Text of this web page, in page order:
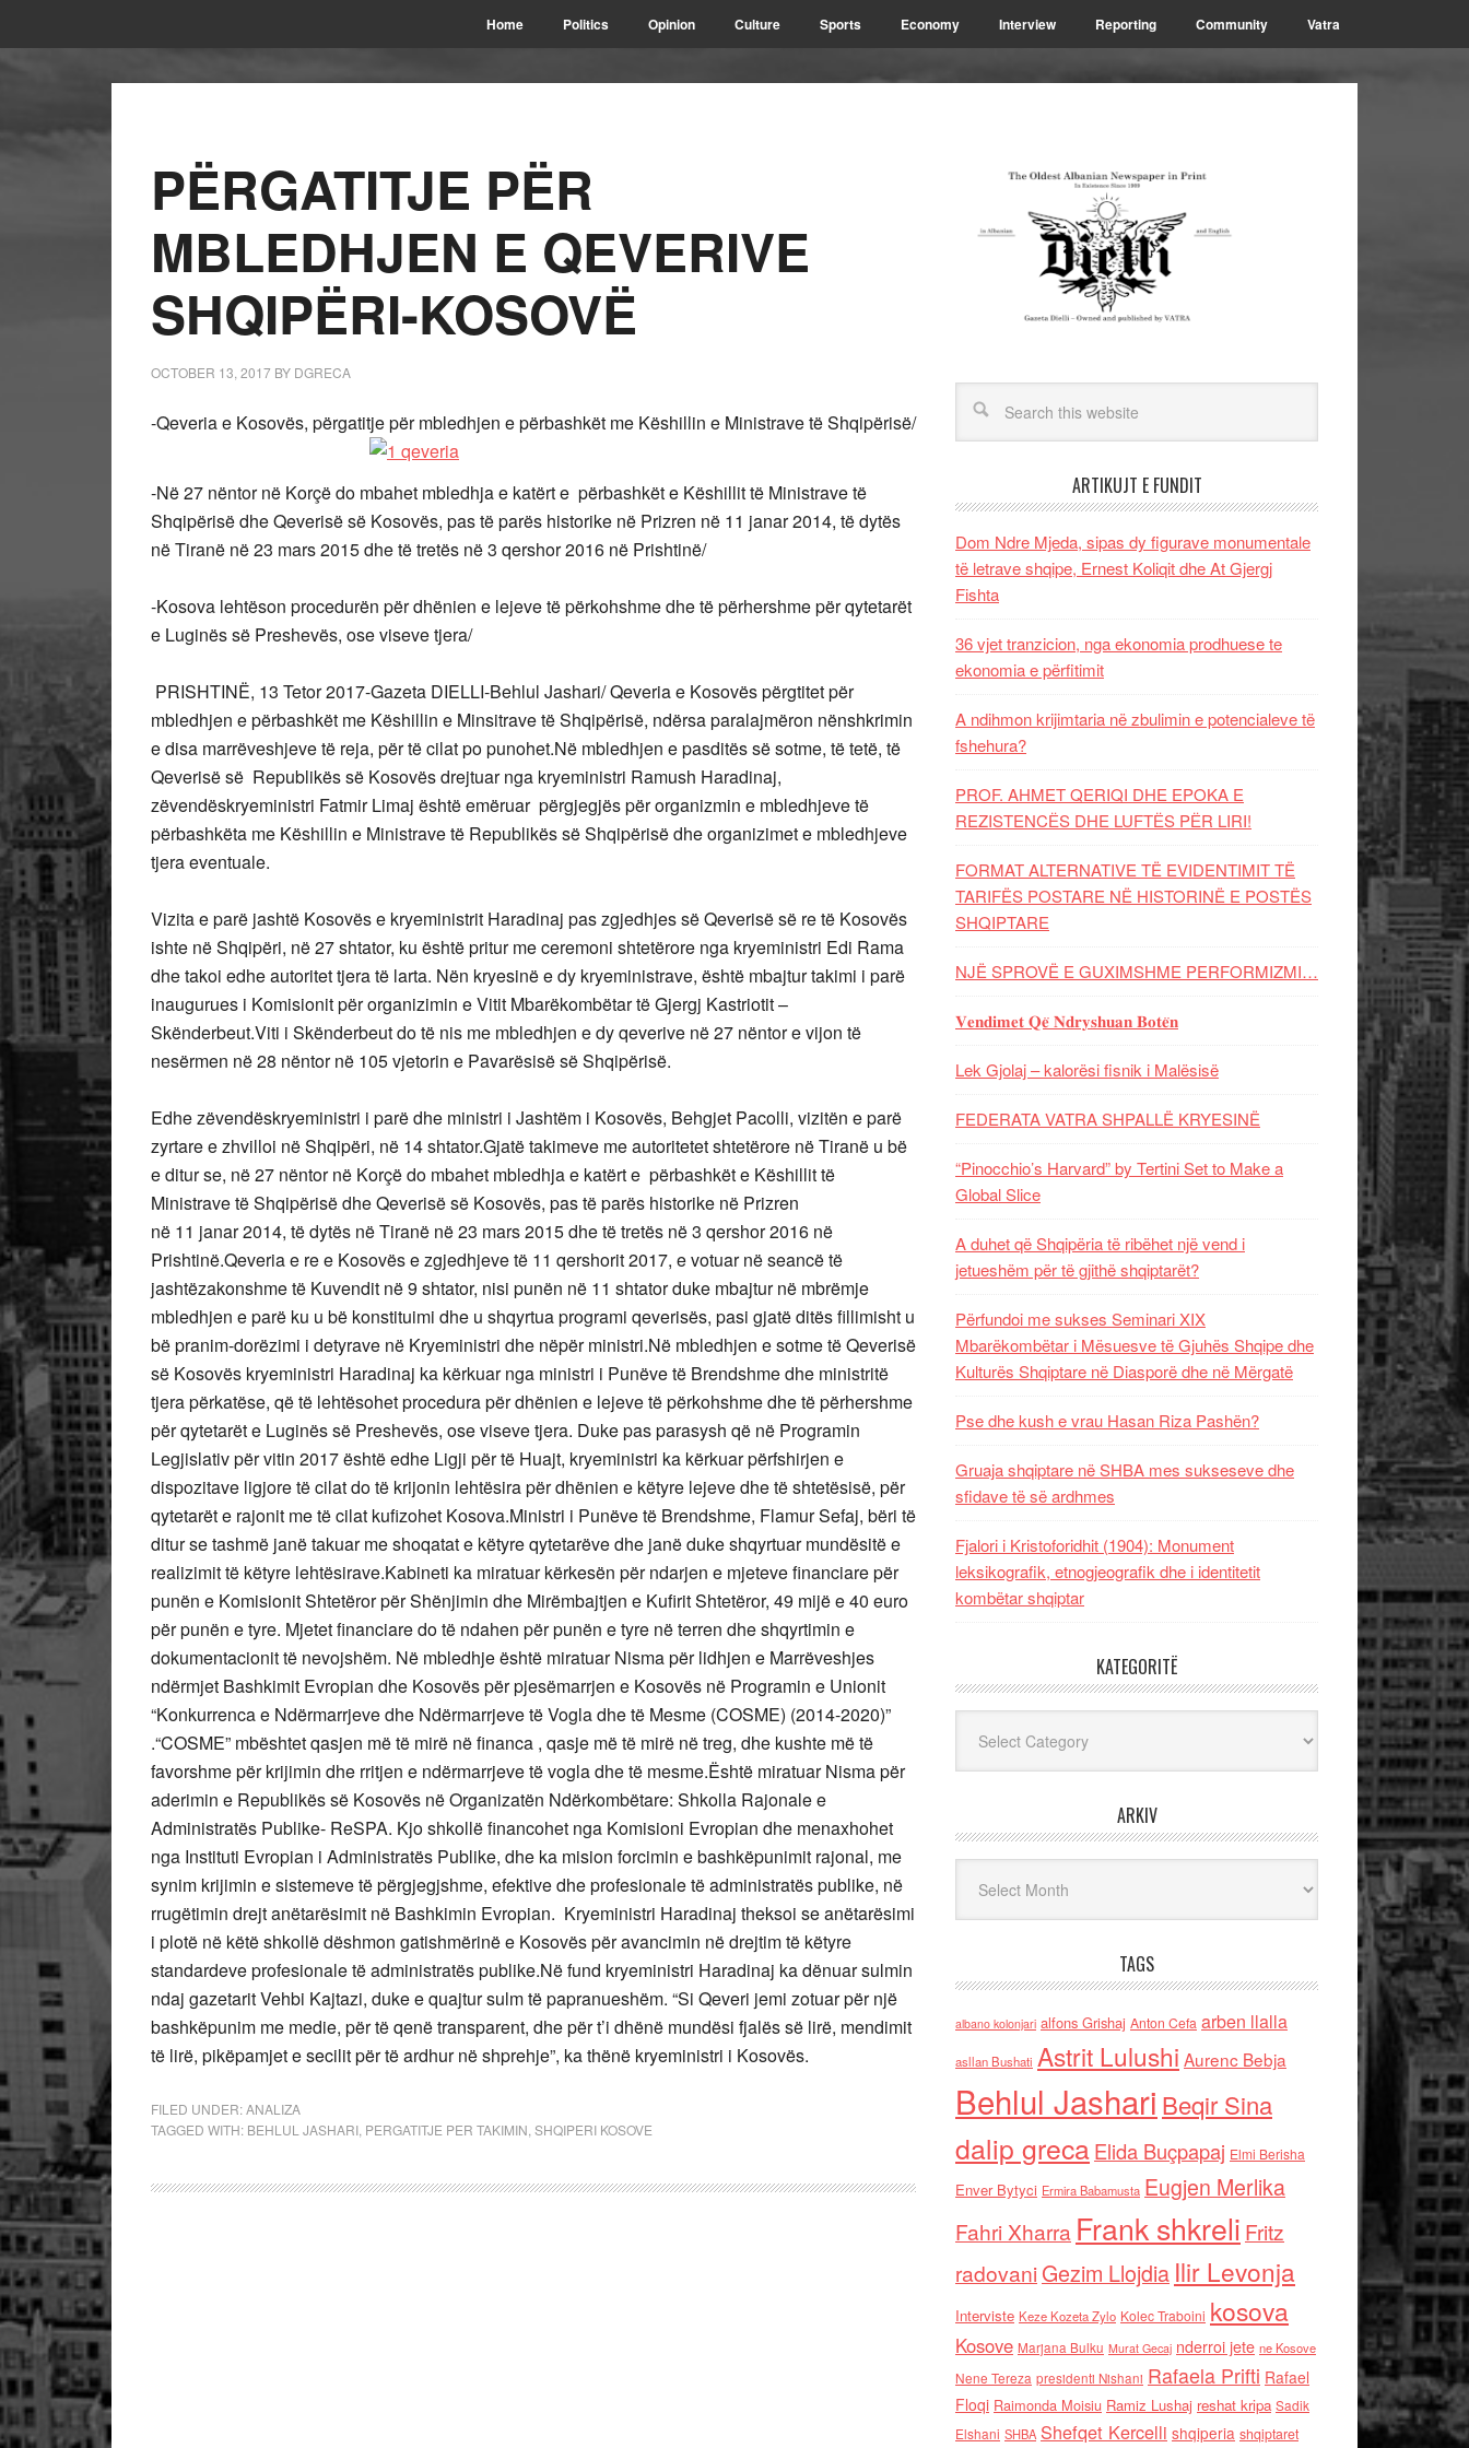
Home Politics Opinion Culture Sports Economy Interview Reporting Community Vatra
PËRGATITJE PËR
MBLEDHJEN E QEVERIVE
SHQIPËRI-KOSOVË
OCTOBER 13, 2017 BY DGRECA
-Qeveria e Kosovës, përgatitje për mbledhjen e përbashkët me Këshillin e Ministrave të Shqipërisë/
-Në 27 nëntor në Korçë do mbahet mbledhja e katërt e përbashkët e Këshillit të Ministrave të
Shqipërisë dhe Qeverisë së Kosovës, pas të parës historike në Prizren në 11 janar 2014, të dytës
në Tiranë në 23 mars 2015 dhe të tretës në 3 qershor 2016 në Prishtinë/
-Kosova lehtëson procedurën për dhënien e lejeve të përkohshme dhe të përhershme për qytetarët
e Luginës së Preshevës, ose viseve tjera/
PRISHTINË, 13 Tetor 2017-Gazeta DIELLI-Behlul Jashari/ Qeveria e Kosovës përgtitet për
mbledhjen e përbashkët me Këshillin e Minsitrave të Shqipërisë, ndërsa paralajmëron nënshkrimin
e disa marrëveshjeve të reja, për të cilat po punohet.Në mbledhjen e pasditës së sotme, të tetë, të
Qeverisë së Republikës së Kosovës drejtuar nga kryeministri Ramush Haradinaj,
zëvendëskryeministri Fatmir Limaj është emëruar përgjegjës për organizmin e mbledhjeve të
përbashkëta me Këshillin e Ministrave të Republikës së Shqipërisë dhe organizimet e mbledhjeve
tjera eventuale.
Vizita e parë jashtë Kosovës e kryeministrit Haradinaj pas zgjedhjes së Qeverisë së re të Kosovës
ishte në Shqipëri, në 27 shtator, ku është pritur me ceremoni shtetërore nga kryeministri Edi Rama
dhe takoi edhe autoritet tjera të larta. Nën kryesinë e dy kryeministrave, është mbajtur takimi i parë
inaugurues i Komisionit për organizimin e Vitit Mbarëkombëtar të Gjergj Kastriotit –
Skënderbeut.Viti i Skënderbeut do të nis me mbledhjen e dy qeverive në 27 nëntor e vijon të
nesërmen në 28 nëntor në 105 vjetorin e Pavarësisë së Shqipërisë.
Edhe zëvendëskryeministri i parë dhe ministri i Jashtëm i Kosovës, Behgjet Pacolli, vizitën e parë
zyrtare e zhvilloi në Shqipëri, në 14 shtator.Gjatë takimeve me autoritetet shtetërore në Tiranë u bë
e ditur se, në 27 nëntor në Korçë do mbahet mbledhja e katërt e përbashkët e Këshillit të
Ministrave të Shqipërisë dhe Qeverisë së Kosovës, pas të parës historike në Prizren
në 11 janar 2014, të dytës në Tiranë në 23 mars 2015 dhe të tretës në 3 qershor 2016 në
Prishtinë.Qeveria e re e Kosovës e zgjedhjeve të 11 qershorit 2017, e votuar në seancë të
jashtëzakonshme të Kuvendit në 9 shtator, nisi punën në 11 shtator duke mbajtur në mbrëmje
mbledhjen e parë ku u bë konstituimi dhe u shqyrtua programi qeverisës, pasi gjatë ditës fillimisht u
bë pranim-dorëzimi i detyrave në Kryeministri dhe nëpër ministri.Në mbledhjen e sotme të Qeverisë
së Kosovës kryeministri Haradinaj ka kërkuar nga ministri i Punëve të Brendshme dhe ministritë
tjera përkatëse, që të lehtësohet procedura për dhënien e lejeve të përkohshme dhe të përhershme
për qytetarët e Luginës së Preshevës, ose viseve tjera. Duke pas parasysh që në Programin
Legjislativ për vitin 2017 është edhe Ligji për të Huajt, kryeministri ka kërkuar përfshirjen e
dispozitave ligjore të cilat do të krijonin lehtësira për dhënien e këtyre lejeve dhe të shtetësisë, për
qytetarët e rajonit me të cilat kufizohet Kosova.Ministri i Punëve të Brendshme, Flamur Sefaj, bëri të
ditur se tashmë janë takuar me shoqatat e këtyre qytetarëve dhe janë duke shqyrtuar mundësitë e
realizimit të këtyre lehtësirave.Kabineti ka miratuar kërkesën për ndarjen e mjeteve financiare për
punën e Komisionit Shtetëror për Shënjimin dhe Mirëmbajtjen e Kufirit Shtetëror, 49 mijë e 40 euro
për punën e tyre. Mjetet financiare do të ndahen për punën e tyre në terren dhe shqyrtimin e
dokumentacionit të nevojshëm. Në mbledhje është miratuar Nisma për lidhjen e Marrëveshjes
ndërmjet Bashkimit Evropian dhe Kosovës për pjesëmarrjen e Kosovës në Programin e Unionit
“Konkurrenca e Ndërmarrjeve dhe Ndërmarrjeve të Vogla dhe të Mesme (COSME) (2014-2020)”
.“COSME” mbështet qasjen më të mirë në financa , qasje më të mirë në treg, dhe kushte më të
favorshme për krijimin dhe rritjen e ndërmarrjeve të vogla dhe të mesme.Është miratuar Nisma për
aderimin e Republikës së Kosovës në Organizatën Ndërkombëtare: Shkolla Rajonale e
Administratës Publike- ReSPA. Kjo shkollë financohet nga Komisioni Evropian dhe menaxhohet
nga Instituti Evropian i Administratës Publike, dhe ka mision forcimin e bashkëpunimit rajonal, me
synim krijimin e sistemeve të përgjegjshme, efektive dhe profesionale të administratës publike, në
rrugëtimin drejt anëtarësimit në Bashkimin Evropian. Kryeministri Haradinaj theksoi se anëtarësimi
i plotë në këtë shkollë dëshmon gatishmërinë e Kosovës për avancimin në drejtim të këtyre
standardeve profesionale të administratës publike.Në fund kryeministri Haradinaj ka dënuar sulmin
ndaj gazetarit Vehbi Kajtazi, duke e quajtur sulm të papranueshëm. “Si Qeveri jemi zotuar për një
bashkëpunim me medie, për të qenë transparent, dhe për t’i dhënë mundësi fjalës së lirë, mendimit
të lirë, pikëpamjet e secilit për të ardhur në shprehje”, ka thënë kryeministri i Kosovës.
FILED UNDER:ANALIZA
TAGGED WITH: BEHLUL JASHARI PERGATITJE PER TAKIMIN SHQIPERI KOSOVE
ARTIKUJT E FUNDIT
Dom Ndre Mjeda, sipas dy figurave monumentale
të letrave shqipe, Ernest Koliqit dhe At Gjergj
Fishta
36 vjet tranzicion, nga ekonomia prodhuese te
ekonomia e përfitimit
A ndihmon krijimtaria në zbulimin e potencialeve të
fshehura?
PROF. AHMET QERIQI DHE EPOKA E
REZISTENCЁS DHE LUFTЁS PЁR LIRI!
FORMAT ALTERNATIVE TË EVIDENTIMIT TË
TARIFËS POSTARE NË HISTORINË E POSTËS
SHQIPTARE
NJË SPROVË E GUXIMSHME PERFORMIZMI…
𝐕𝐞𝐧𝐝𝐢𝐦𝐞𝐭 𝐐𝐞̈ 𝐍𝐝𝐫𝐲𝐬𝐡𝐮𝐚𝐧 𝐁𝐨𝐭𝐞̈𝐧
Lek Gjolaj – kalorësi fisnik i Malësisë
FEDERATA VATRA SHPALLË KRYESINË
“Pinocchio’s Harvard” by Tertini Set to Make a
Global Slice
A duhet që Shqipëria të ribëhet një vend i
jetueshëm për të gjithë shqiptarët?
Përfundoi me sukses Seminari XIX
Mbarëkombëtar i Mësuesve të Gjuhës Shqipe dhe
Kulturës Shqiptare në Diasporë dhe në Mërgatë
Pse dhe kush e vrau Hasan Riza Pashën?
Gruaja shqiptare në SHBA mes sukseseve dhe
sfidave të së ardhmes
Fjalori i Kristoforidhit (1904): Monument
leksikografik, etnogjeografik dhe i identitetit
kombëtar shqiptar
KATEGORITË
ARKIV
TAGS
albano kolonjari alfons Grishaj Anton Cefa arben llalla
asllan Bushati Astrit Lulushi Aurenc Bebja
Behlul Jashari Beqir Sina
dalip grecaElida Buçpapaj Elmi Berisha
Enver Bytyci Ermira Babamusta Eugjen Merlika
Fahri Xharra Frank shkreli Fritz
radovaniGezim Llojdia Ilir Levonja
Interviste Keze Kozeta Zylo Kolec Traboini kosova
Kosove Marjana Bulku Murat Gecaj nderroi jete ne Kosove
Nene Tereza presidenti Nishani Rafaela Prifti Rafael
Floqi Raimonda Moisiu Ramiz Lushaj reshat kripa Sadik
Elshani SHBA Shefqet Kercelli shqiperia shqiptaret